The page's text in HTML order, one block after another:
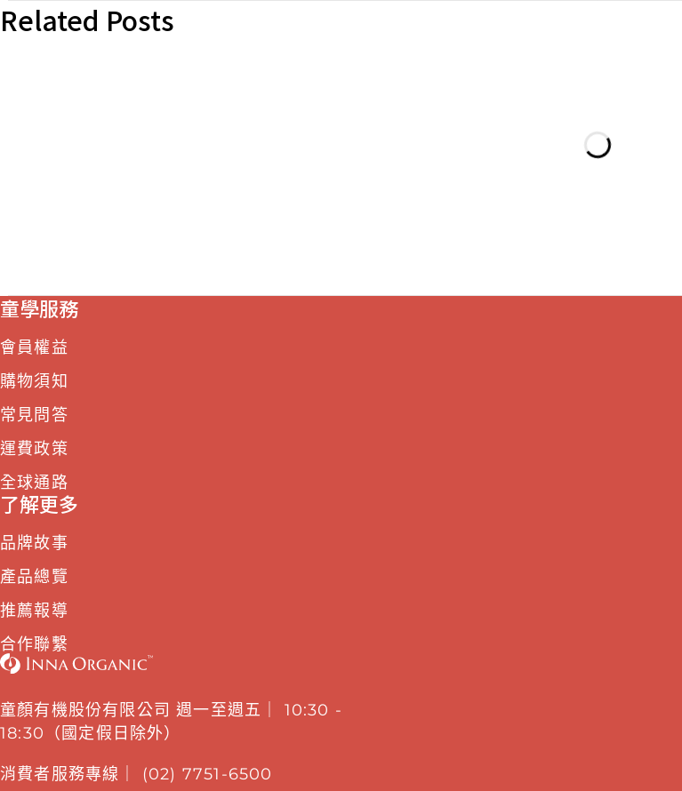
Related Posts
童學服務
會員權益
購物須知
常見問答
運費政策
全球通路
了解更多
品牌故事
產品總覽
推薦報導
合作聯繫
童顏有機股份有限公司 週一至週五｜ 10:30 -
18:30（國定假日除外）
消費者服務專線｜ (02) 7751-6500